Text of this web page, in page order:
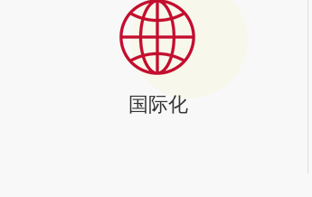
国际化